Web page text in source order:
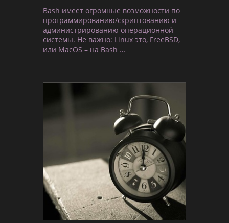
Bash имеет огромные возможности по
программированию/скриптованию и
администрированию операционной
системы. Не важно: Linux это, FreeBSD,
или MacOS – на Bash …